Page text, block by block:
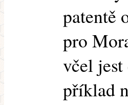
patentě
pro
včel jest
příklad